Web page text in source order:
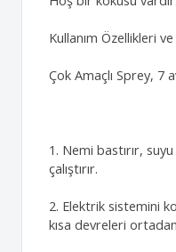
Kullanım Özellikleri
Çok Amaçlı Sprey, 7
1. Nemi bastırır,
çalıştırır.
2. Elektrik sistemini
kısa devreleri ortadan